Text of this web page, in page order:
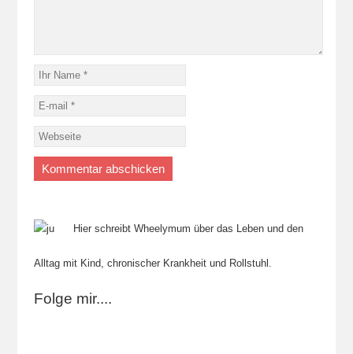
Hier schreibt Wheelymum über das Leben und den
Alltag mit Kind, chronischer Krankheit und Rollstuhl.
Folge mir....